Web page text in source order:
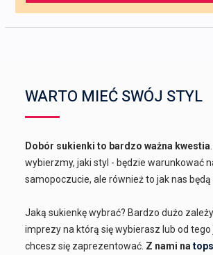
WARTO MIEĆ SWÓJ STYL
Dobór sukienki to bardzo ważna kwestia
wybierzmy, jaki styl - będzie warunkować
samopoczucie, ale również to jak nas będą
Jaką sukienkę wybrać? Bardzo dużo
imprezy na którą się wybierasz lub od
chcesz się zaprezentować. Z nami na